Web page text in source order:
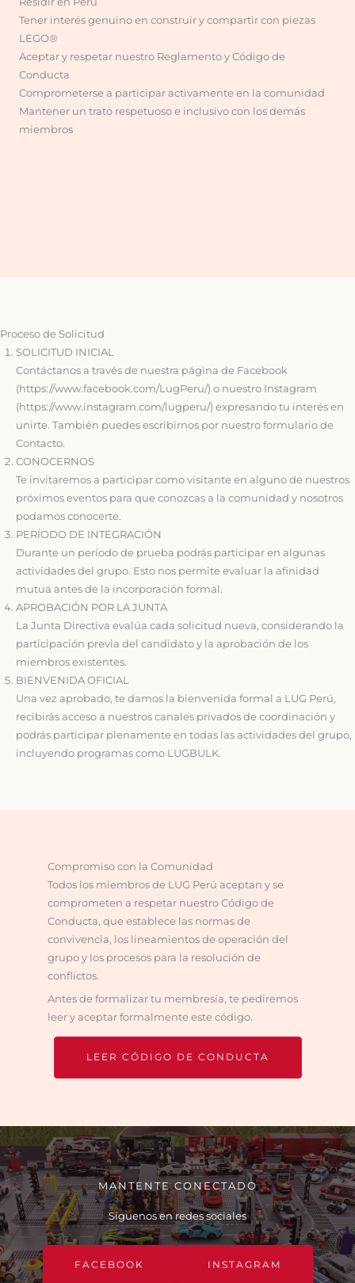
Tener interés genuino en construir y compartir con piezas
LEGO®
Aceptar y respetar nuestro Reglamento y Código de
Conducta
Comprometerse a participar activamente en la comunidad
Mantener un trato respetuoso e inclusivo con los demás
miembros
Proceso de Solicitud
SOLICITUD INICIAL
Contáctanos a través de nuestra página de Facebook
(https://www.facebook.com/LugPeru/) o nuestro Instagram
(https://www.instagram.com/lugperu/) expresando tu interés en
unirte. También puedes escribirnos por nuestro formulario de
Contacto.
CONOCERNOS
Te invitaremos a participar como visitante en alguno de nuestros
próximos eventos para que conozcas a la comunidad y nosotros
podamos conocerte.
PERÍODO DE INTEGRACIÓN
Durante un período de prueba podrás participar en algunas
actividades del grupo. Esto nos permite evaluar la afinidad
mutua antes de la incorporación formal.
APROBACIÓN POR LA JUNTA
La Junta Directiva evalúa cada solicitud nueva, considerando la
participación previa del candidato y la aprobación de los
miembros existentes.
BIENVENIDA OFICIAL
Una vez aprobado, te damos la bienvenida formal a LUG Perú,
recibirás acceso a nuestros canales privados de coordinación y
podrás participar plenamente en todas las actividades del grupo,
incluyendo programas como LUGBULK.
Compromiso con la Comunidad
Todos los miembros de LUG Perú aceptan y se
comprometen a respetar nuestro Código de
Conducta, que establece las normas de
convivencia, los lineamientos de operación del
grupo y los procesos para la resolución de
conflictos.
Antes de formalizar tu membresía, te pediremos
leer y aceptar formalmente este código.
LEER CÓDIGO DE CONDUCTA
MANTENTE CONECTADO
Síguenos en redes sociales
FACEBOOK INSTAGRAM